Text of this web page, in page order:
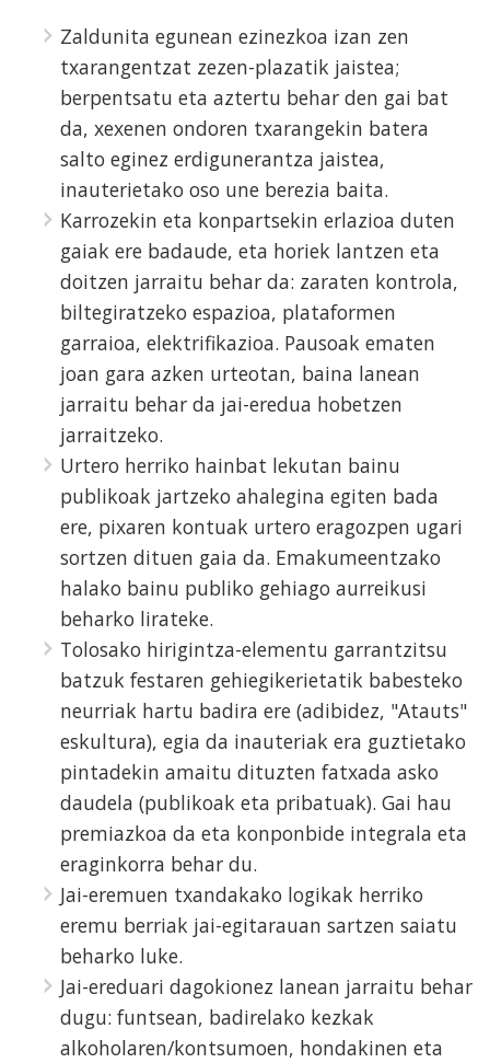
Zaldunita egunean ezinezkoa izan zen
txarangentzat zezen-plazatik jaistea;
berpentsatu eta aztertu behar den gai bat
da, xexenen ondoren txarangekin batera
salto eginez erdigunerantza jaistea,
inauterietako oso une berezia baita.
Karrozekin eta konpartsekin erlazioa duten
gaiak ere badaude, eta horiek lantzen eta
doitzen jarraitu behar da: zaraten kontrola,
biltegiratzeko espazioa, plataformen
garraioa, elektrifikazioa. Pausoak ematen
joan gara azken urteotan, baina lanean
jarraitu behar da jai-eredua hobetzen
jarraitzeko.
Urtero herriko hainbat lekutan bainu
publikoak jartzeko ahalegina egiten bada
ere, pixaren kontuak urtero eragozpen ugari
sortzen dituen gaia da. Emakumeentzako
halako bainu publiko gehiago aurreikusi
beharko lirateke.
Tolosako hirigintza-elementu garrantzitsu
batzuk festaren gehiegikerietatik babesteko
neurriak hartu badira ere (adibidez, "Atauts"
eskultura), egia da inauteriak era guztietako
pintadekin amaitu dituzten fatxada asko
daudela (publikoak eta pribatuak). Gai hau
premiazkoa da eta konponbide integrala eta
eraginkorra behar du.
Jai-eremuen txandakako logikak herriko
eremu berriak jai-egitarauan sartzen saiatu
beharko luke.
Jai-ereduari dagokionez lanean jarraitu behar
dugu: funtsean, badirelako kezkak
alkoholaren/kontsumoen, hondakinen eta